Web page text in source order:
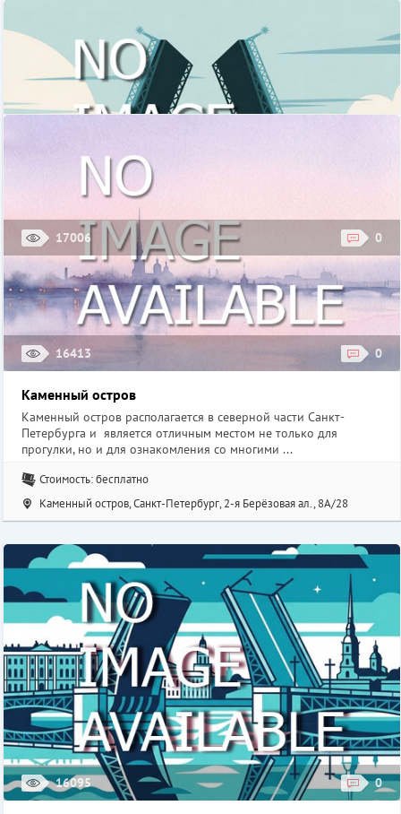
17006 0
Рестораны на крышах в Санкт-Петербурге
Рестораны на крышах обладают особой атмосферой и дарят
чувство легкости и свободы, возвышая своих посетителей над
повседневной суетой большого ...
16413
0
Каменный остров
Каменный остров располагается в северной части Санкт-
Петербурга и является отличным местом не только для
прогулки, но и для ознакомления со многими ...
Стоимость: бесплатно
Каменный остров, Санкт-Петербург, 2-я Берёзовая ал., 8А/28
16095 0